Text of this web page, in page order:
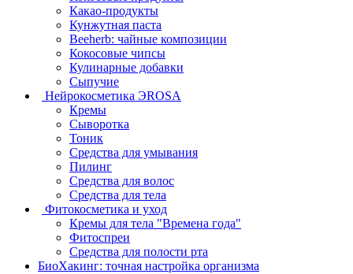
Какао-продукты
Кунжутная паста
Beeherb: чайные композиции
Кокосовые чипсы
Кулинарные добавки
Сыпучие
Нейрокосметика ЭROSA
Кремы
Сыворотка
Тоник
Средства для умывания
Пилинг
Средства для волос
Средства для тела
Фитокосметика и уход
Кремы для тела "Времена года"
Фитоспреи
Средства для полости рта
БиоХакинг: точная настройка организма